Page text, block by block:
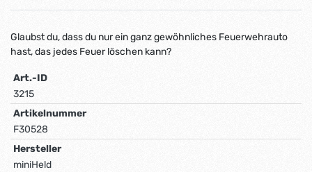
Glaubst du, dass du nur ein ganz gewöhnliches Feuerwehrauto
hast, das jedes Feuer löschen kann?
Art.-ID
3215
Artikelnummer
F30528
Hersteller
miniHeld